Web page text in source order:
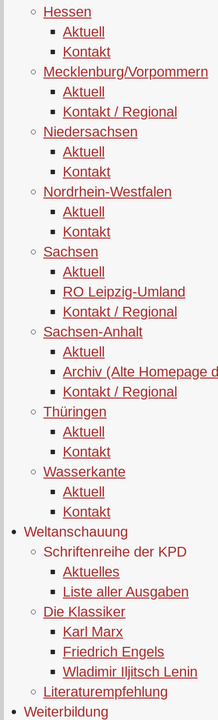
Hessen
Aktuell
Kontakt
Mecklenburg/Vorpommern
Aktuell
Kontakt / Regional
Niedersachsen
Aktuell
Kontakt
Nordrhein-Westfalen
Aktuell
Kontakt
Sachsen
Aktuell
RO Leipzig-Umland
Kontakt / Regional
Sachsen-Anhalt
Aktuell
Archiv (Alte Homepage
Kontakt / Regional
Thüringen
Aktuell
Kontakt
Wasserkante
Aktuell
Kontakt
Weltanschauung
Schriftenreihe der KPD
Aktuelles
Liste aller Ausgaben
Die Klassiker
Karl Marx
Friedrich Engels
Wladimir Iljitsch Lenin
Literaturempfehlung
Weiterbildung